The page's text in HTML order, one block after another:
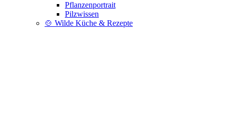
Pflanzenportrait
Pilzwissen
🍲 Wilde Küche & Rezepte